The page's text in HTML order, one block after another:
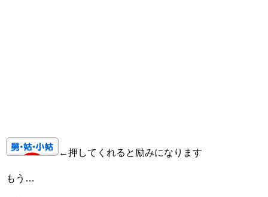
←押してくれると励みになります
もう…